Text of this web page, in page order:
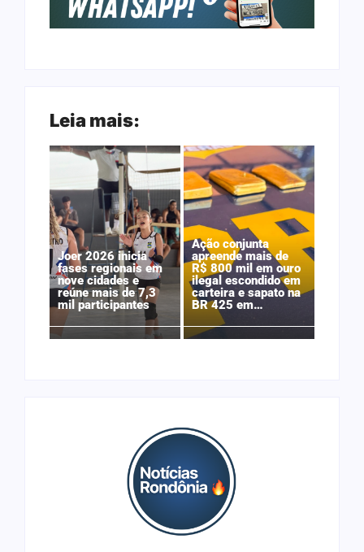
Leia mais:
Joer 2026 inicia
fases regionais em
nove cidades e
reúne mais de 7,3
mil participantes
Ação conjunta
apreende mais de
R$ 800 mil em ouro
ilegal escondido em
carteira e sapato na
BR 425 em…